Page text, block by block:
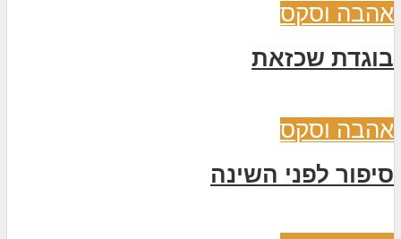
אהבה וסקס
בוגדת שכזאת
אהבה וסקס
סיפור לפני השינה